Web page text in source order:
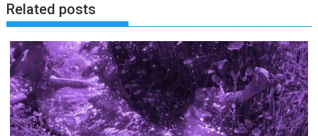
Related posts